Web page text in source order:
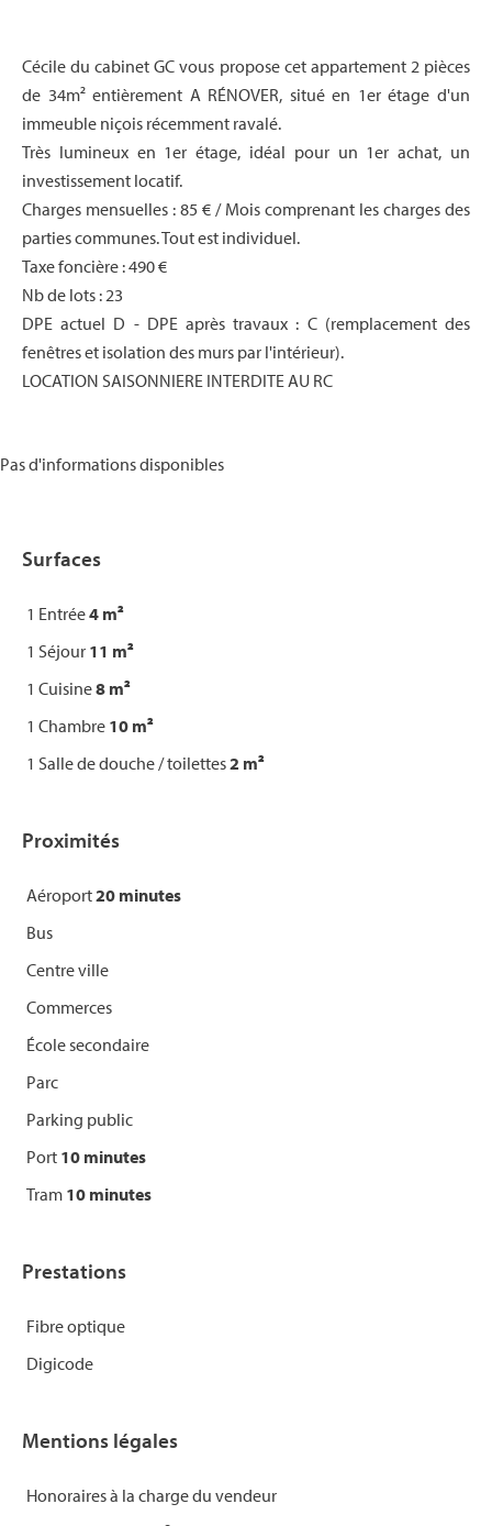
Cécile du cabinet GC vous propose cet appartement 2 pièces
de 34m² entièrement A RÉNOVER, situé en 1er étage d'un
immeuble niçois récemment ravalé.
Très lumineux en 1er étage, idéal pour un 1er achat, un
investissement locatif.
Charges mensuelles : 85 € / Mois comprenant les charges des
parties communes. Tout est individuel.
Taxe foncière : 490 €
Nb de lots : 23
DPE actuel D - DPE après travaux : C (remplacement des
fenêtres et isolation des murs par l'intérieur).
LOCATION SAISONNIERE INTERDITE AU RC
Pas d'informations disponibles
Surfaces
1 Entrée4 m²
1 Séjour 11 m²
1 Cuisine8 m²
1 Chambre 10 m²
1 Salle de douche / toilettes2 m²
Proximités
Aéroport20 minutes
Bus
Centre ville
Commerces
École secondaire
Parc
Parking public
Port 10 minutes
Tram 10 minutes
Prestations
Fibre optique
Digicode
Mentions légales
Honoraires à la charge du vendeur